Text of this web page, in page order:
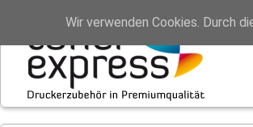
Wir verwenden Cookies. Durch